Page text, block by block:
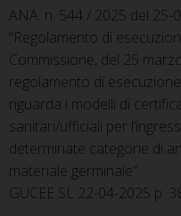
ANA. n. 544 / 2025 del 25-
“Regolamento di
Commissione, del 25
regolamento di
riguarda i modelli di
sanitari/ufficiali per
determinate categorie di
materiale germinale”
GUCEE SL 22-04-2025 p.